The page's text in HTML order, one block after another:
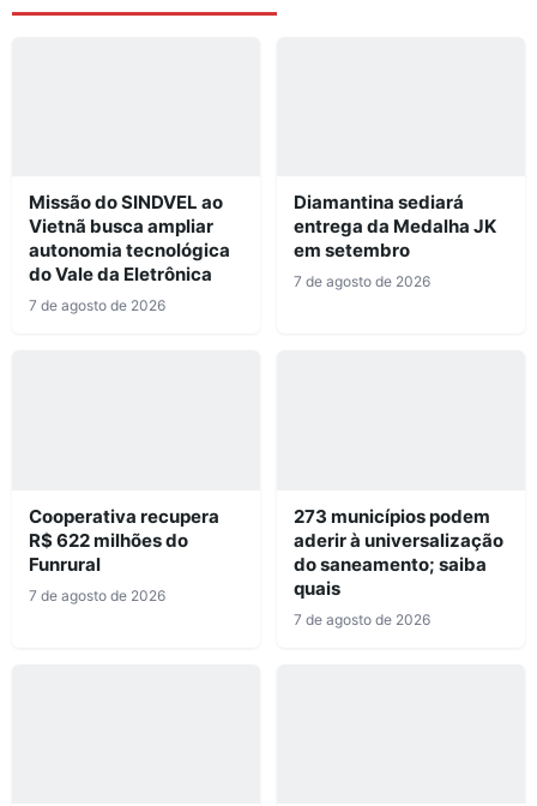
Missão do SINDVEL ao
Vietnã busca ampliar
autonomia tecnológica
do Vale da Eletrônica
7 de agosto de 2026
Diamantina sediará
entrega da Medalha JK
em setembro
7 de agosto de 2026
Cooperativa recupera
R$ 622 milhões do
Funrural
7 de agosto de 2026
273 municípios podem
aderir à universalização
do saneamento; saiba
quais
7 de agosto de 2026